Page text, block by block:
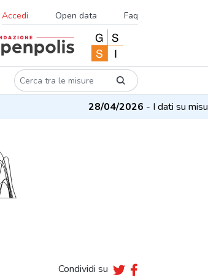
Accedi Open data Faq
28/04/2026- I dati su misure
Condividi su